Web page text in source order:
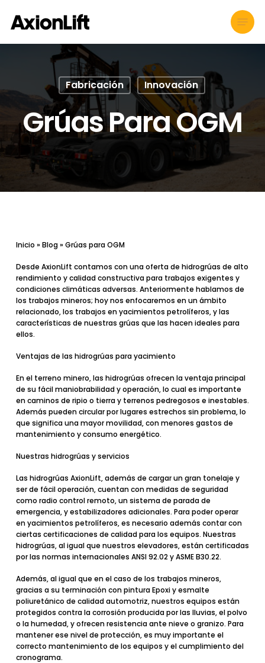
main
Menu
Fabricación Innovación
Grúas Para OGM
Inicio »Blog»Grúas para OGM
Desde AxionLift contamos con una oferta de hidrogrúas de alto
rendimiento y calidadconstructiva para trabajos exigentes y
condiciones climáticas adversas. Anteriormente hablamos de
los trabajos mineros; hoy nos enfocaremos en un ámbito
relacionado, los trabajos en yacimientos petrolíferos, y las
características de nuestras grúas que las hacen ideales para
ellos.
Ventajas de las hidrogrúas para yacimiento
En el terreno minero, las hidrogrúas ofrecen la ventaja principal
de su fácil maniobrabilidad y operación, lo cual es importante
en caminos de ripio o tierra y terrenos pedregosos e inestables.
Además pueden circular por lugares estrechos sin problema, lo
que significa una mayor movilidad, con menores gastos de
mantenimiento y consumo energético.
Nuestras hidrogrúas y servicios
Las hidrogrúas AxionLift, además de cargar un gran tonelaje y
ser de fácil operación, cuentan con medidas de seguridad
como radio control remoto, un sistema de parada de
emergencia, y estabilizadores adicionales. Para poder operar
en yacimientos petrolíferos, es necesario además contar con
ciertas certificaciones de calidadpara los equipos. Nuestras
hidrogrúas, al igual que nuestros elevadores, están certificadas
por las normas internacionales ANSI 92.02 y ASME B30.22.
Además, al igual que en el caso de los trabajos mineros,
gracias a su terminación con pintura Epoxi y esmalte
poliuretánico de calidad automotriz, nuestros equipos están
protegidos contra la corrosión producida por las lluvias, el polvo
o la humedad, y ofrecen resistencia ante nieve o granizo. Para
mantener ese nivel de protección, es muy importante el
correcto mantenimiento de los equipos y el cumplimiento del
cronograma.